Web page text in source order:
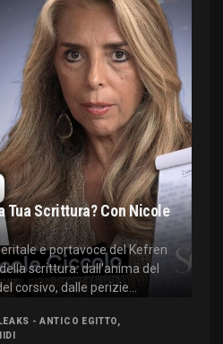
Tua Scrittura? Con Nicole
e portavoce del Kefren
scrittura: dall'anima del
corsivo, dalle perizie...
- ANTICO EGITTO,